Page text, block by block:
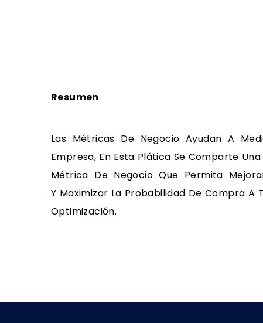
Resumen
Las Métricas De Negocio Ayudan A
Empresa, En Esta Plática Se Comparte
Métrica De Negocio Que Permita
Y Maximizar La Probabilidad De Compra A
Optimización.